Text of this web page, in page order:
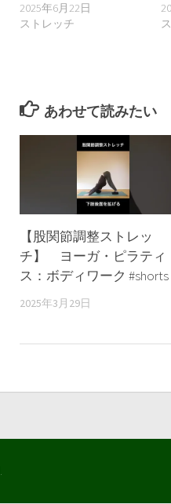
2025年6月22日
ストレッチ
あわせて読みたい
【股関節調整ストレッ
チ】 ヨーガ・ピラティ
ス：ボディワーク #shorts
2025年3月29日